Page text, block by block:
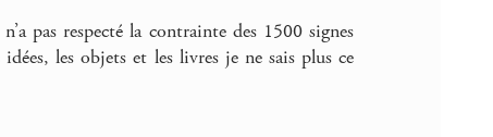
pas respecté la contrainte des 1500 signes
les objets et les livres je ne sais plus ce